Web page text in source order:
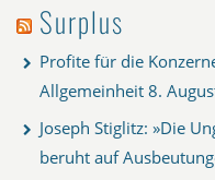
Surplus
Profite für die
Allgemeinheit 8.
Joseph Stiglitz: »Die
beruht auf